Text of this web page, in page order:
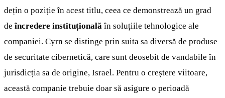
dețin o poziție în acest titlu, ceea ce demonstrează un grad
deîncredere instituționalăîn soluțiile tehnologice ale
companiei. Cyrn se distinge prin suita sa diversă de produse
de securitate cibernetică, care sunt deosebit de vandabile în
jurisdicția sa de origine, Israel. Pentru o creștere viitoare,
această companie trebuie doar să asigure o perioadă